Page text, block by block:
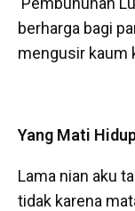
berharga bagi
mengusir kaum
Yang Mati
Lama nian aku
tidak karena